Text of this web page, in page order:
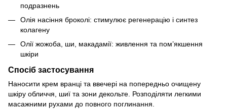
подразнень
Олія насіння броколі: стимулює регенерацію і синтез
колагену
Олії жожоба, ши, макадамії: живлення та пом’якшення
шкіри
Спосіб застосування
Наносити крем вранці та ввечері на попередньо очищену
шкіру обличчя, шиї та зони декольте. Розподіляти легкими
масажними рухами до повного поглинання.